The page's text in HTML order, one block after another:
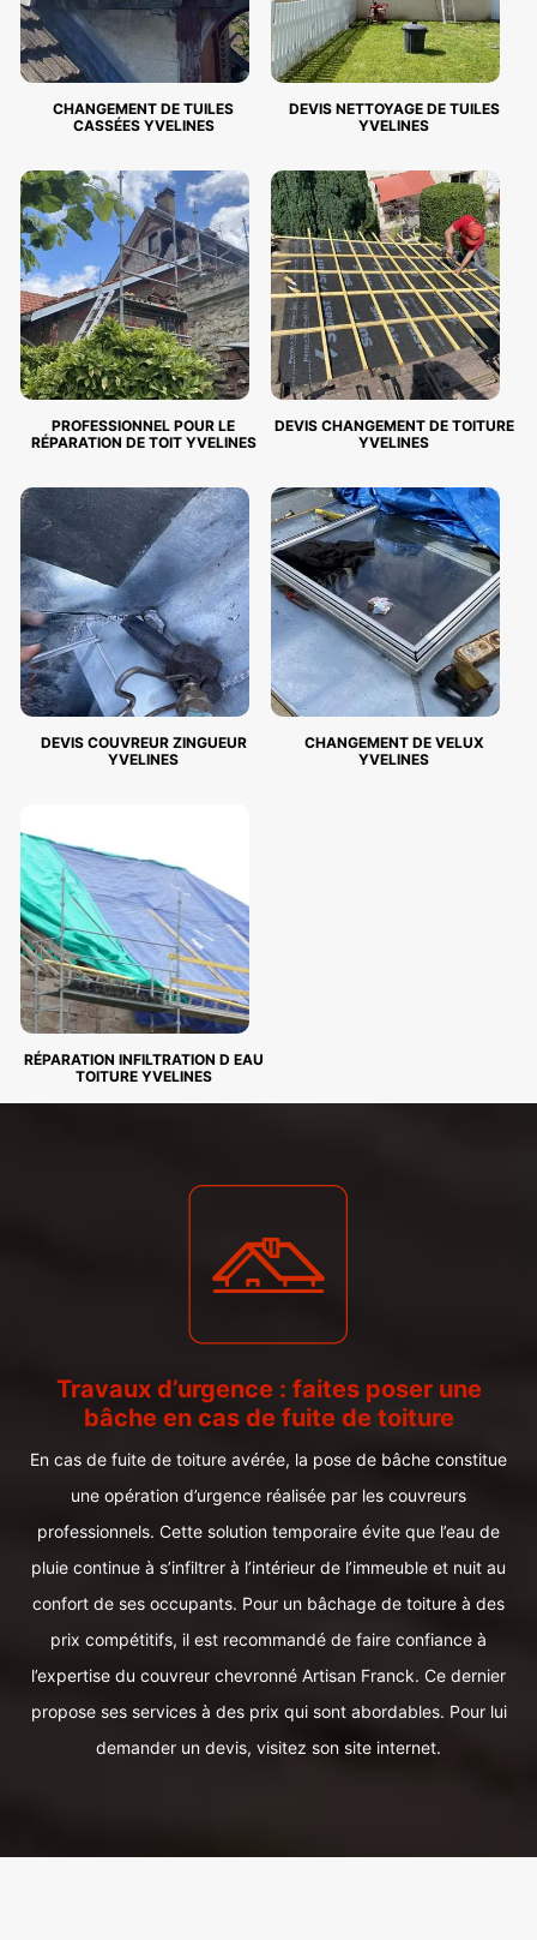
CHANGEMENT DE TUILES
CASSÉES YVELINES
DEVIS NETTOYAGE DE TUILES
YVELINES
PROFESSIONNEL POUR LE
RÉPARATION DE TOIT YVELINES
DEVIS CHANGEMENT DE TOITURE
YVELINES
DEVIS COUVREUR ZINGUEUR
YVELINES
CHANGEMENT DE VELUX
YVELINES
RÉPARATION INFILTRATION D EAU
TOITURE YVELINES
Travaux d’urgence : faites poser une
bâche en cas de fuite de toiture
En cas de fuite de toiture avérée, la pose de bâche constitue
une opération d’urgence réalisée par les couvreurs
professionnels. Cette solution temporaire évite que l’eau de
pluie continue à s’infiltrer à l’intérieur de l’immeuble et nuit au
confort de ses occupants. Pour un bâchage de toiture à des
prix compétitifs, il est recommandé de faire confiance à
l’expertise du couvreur chevronné Artisan Franck. Ce dernier
propose ses services à des prix qui sont abordables. Pour lui
demander un devis, visitez son site internet.